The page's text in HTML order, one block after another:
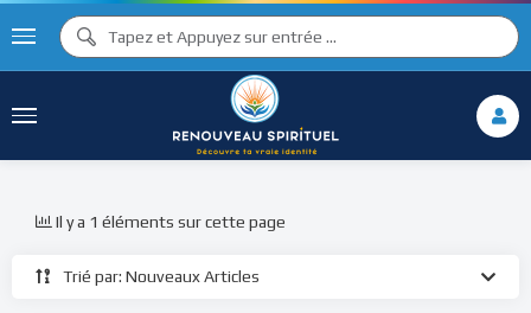
Trié par: Nouveaux Articles
Il y a 1 éléments sur cette page